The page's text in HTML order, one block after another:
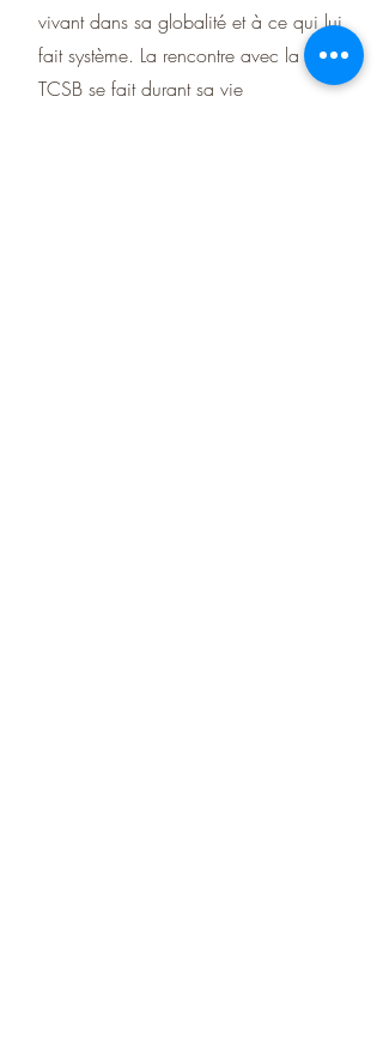
vivant dans sa globalité et à ce qui lui
fait système. La rencontre avec la
TCSB se fait durant sa vie